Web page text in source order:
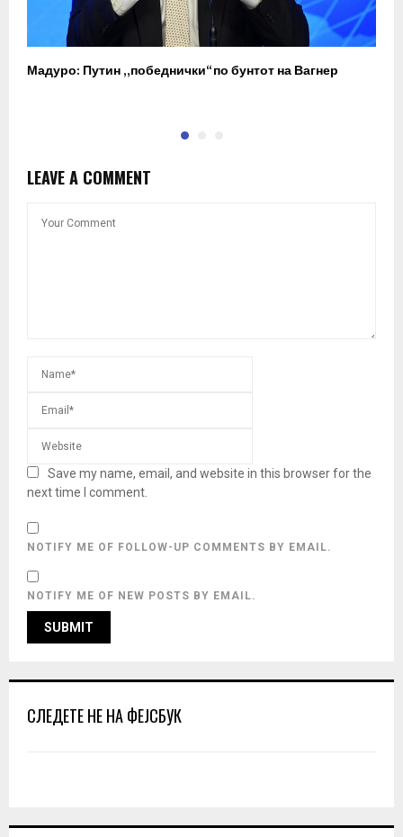
Мадуро: Путин „победнички“ по бунтот на Вагнер
LEAVE A COMMENT
Save my name, email, and website in this browser for the
next time I comment.
NOTIFY ME OF FOLLOW-UP COMMENTS BY EMAIL.
NOTIFY ME OF NEW POSTS BY EMAIL.
СЛЕДЕТЕ НЕ НА ФЕЈСБУК